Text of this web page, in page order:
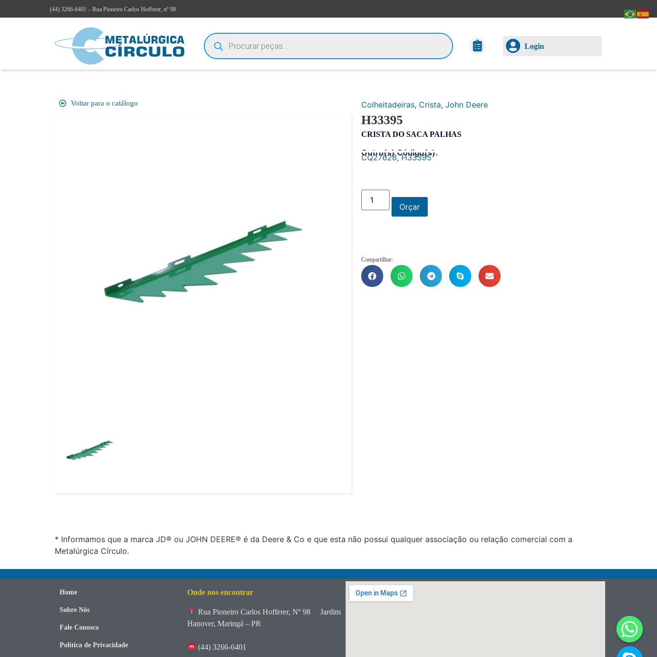
(44) 3266-6401 – Rua Pioneiro Carlos Hofferer, nº 98
Login
Voltar para o catálogo Colheitadeiras, Crista, John Deere
H33395
CRISTA DO SACA PALHAS
Outro(s) Código(s):
CQ27628,H33395
Orçar
Compartilhar:
* Informamos que a marca JD® ou JOHN DEERE® é da Deere & Co e que esta não possui qualquer associação ou relação comercial com a
Metalúrgica Círculo.
Home
Sobre Nós
Fale Conosco
Política de Privacidade
Onde nos encontrar
Rua Pioneiro Carlos Hofferer, Nº 98
Jardim
Hanover, Maringá – PR
(44) 3266-6401